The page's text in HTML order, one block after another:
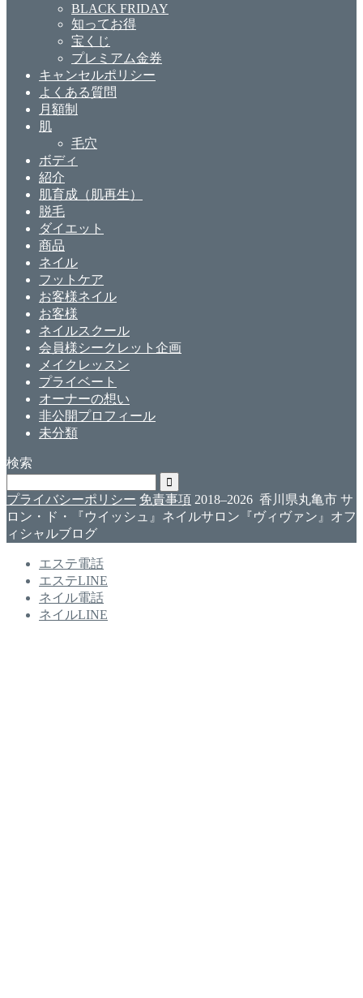
BLACK FRIDAY
知ってお得
宝くじ
プレミアム金券
キャンセルポリシー
よくある質問
月額制
肌
毛穴
ボディ
紹介
肌育成（肌再生）
脱毛
ダイエット
商品
ネイル
フットケア
お客様ネイル
お客様
ネイルスクール
会員様シークレット企画
メイクレッスン
プライベート
オーナーの想い
非公開プロフィール
未分類
検索
プライバシーポリシー 免責事項 2018–2026 香川県丸亀市 サ
ロン・ド・『ウイッシュ』ネイルサロン『ヴィヴァン』オフ
ィシャルブログ
エステ電話
エステLINE
ネイル電話
ネイルLINE